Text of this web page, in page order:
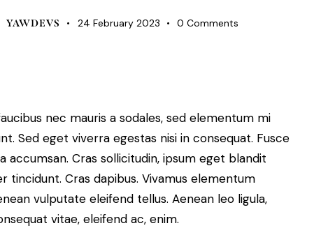
YAWDEVS 24 February 2023 0 Comments
nec mauris a sodales, sed elementum mi
Sed eget viverra egestas nisi in consequat. Fusce
accumsan. Cras sollicitudin, ipsum eget blandit
tincidunt. Cras dapibus. Vivamus elementum
vulputate eleifend tellus. Aenean leo ligula,
vitae, eleifend ac, enim.